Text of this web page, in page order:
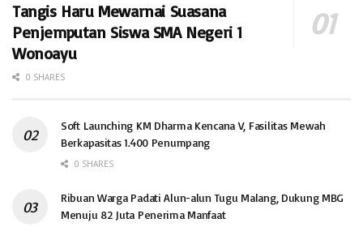
Tangis Haru Mewarnai Suasana
Penjemputan Siswa SMA Negeri 1
Wonoayu
0 SHARES
Soft Launching KM Dharma Kencana V, Fasilitas Mewah
Berkapasitas 1.400 Penumpang
0 SHARES
Ribuan Warga Padati Alun-alun Tugu Malang, Dukung MBG
Menuju 82 Juta Penerima Manfaat